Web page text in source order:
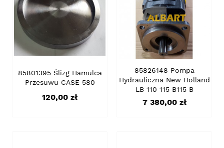
85801395 Ślizg Hamulca
Przesuwu CASE 580
Cena
120,00 zł
85826148 Pompa
Hydrauliczna New Holland
LB 110 115 B115 B
Cena
7 380,00 zł